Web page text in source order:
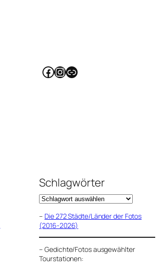
Facebook
Instagram
Link
Schlagwörter
– Die 272 Städte/Länder der Fotos
(2016-2026)
–Gedichte/Fotos ausgewählter
Tourstationen: